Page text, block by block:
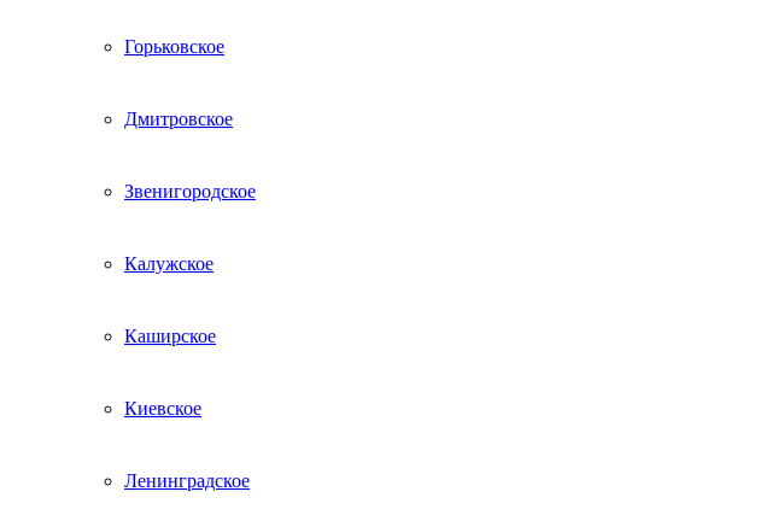
Горьковское
Дмитровское
Звенигородское
Калужское
Каширское
Киевское
Ленинградское